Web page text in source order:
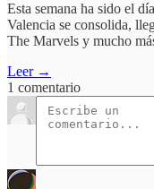
Esta semana ha sido el
Valencia se consolida,
The Marvels y mucho
Leer →
1 comentario